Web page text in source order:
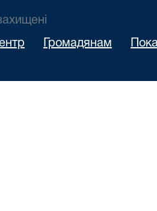
Громадянам